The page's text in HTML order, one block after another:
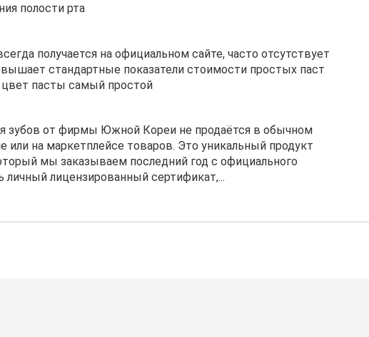
полости рта
получается на официальном сайте, часто отсутствует
стандартные показатели стоимости простых паст
цвет пасты самый простой
зубов от фирмы Южной Кореи не продаётся в обычном
или на маркетплейсе товаров. Это уникальный продукт
мы заказываем последний год с официального
личный лицензированный сертификат,...